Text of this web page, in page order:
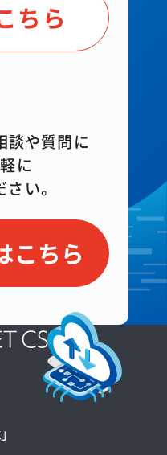
ちら
談や質問に
に
い。
こちら